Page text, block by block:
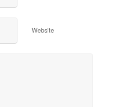
Website